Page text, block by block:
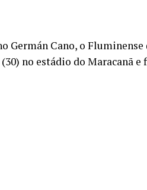
Germán Cano, o
no estádio do Maracanã